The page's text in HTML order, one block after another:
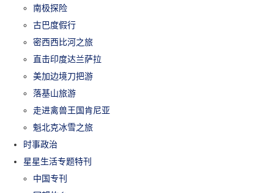
南极探险
古巴度假行
密西西比河之旅
直击印度达兰萨拉
美加边境刀把游
落基山旅游
走进禽兽王国肯尼亚
魁北克冰雪之旅
时事政治
星星生活专题特刊
中国专刊